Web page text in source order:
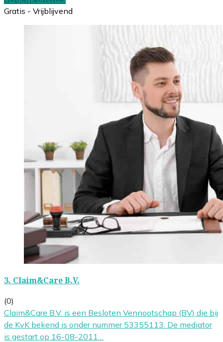
Gratis - Vrijblijvend
3. Claim&Care B.V.
(0)
Claim&Care B.V. is een Besloten Vennootschap (BV) die bij
de KvK bekend is onder nummer 53355113. De mediator
is gestart op 16-08-2011…